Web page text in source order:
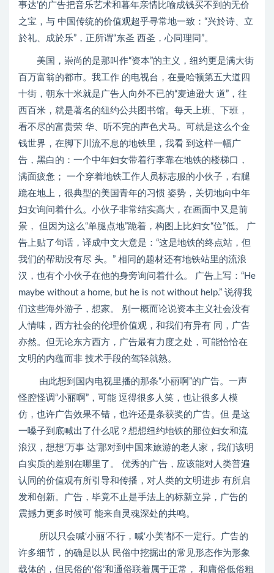
事达’的广告把音乐艺术和暮年亲情比喻成钱买不到的无价
之宝，与 中国传统的价值观超乎寻常地一致：“兴於诗、立
於礼、成於乐”，正所谓“东圣 西圣，心同理同”。
美国，崇尚的是那叫作“资本”的主义，纽约更是满大街
百万富翁的都市。我工作 的电视台，在曼哈顿第五大道四
十街，朝东十米就是广告人向外不已的“麦迪逊大 道”，往
西百米，就是著名的纽约公共图书馆。每天上班、下班，
看不尽的富贵荣 华、听不完的声色犬马。可就是这么个金
钱世界，在脚下川流不息的地铁里，我看 到这样一幅广
告，黑白的：一个中年妇女带着行李靠在地铁的楼梯口，
满面疲惫； 一个穿着地铁工作人员标志服的小伙子，右腿
跪在地上，很典型的美国青年的习惯 姿势，关切地向中年
妇女询问着什么。小伙子非常结实高大，在画面中又是前
景， 但因为这么“单腿点地”跪着，构图上比妇女“位”低。 广
告上贴了句话，译成中文大意是：“这是地铁的终点站，但
我们的帮助没有尽 头。” 相同的题材还有地铁站里的流浪
汉，也有个小伙子在他的身旁询问着什么。 广告上写：“He
maybe without a home, but he is not without help.” 说得我
们这些海外游子，想家。 别一概而论说资本主义社会没有
人情味，西方社会的伦理价值观，和我们有异有 同，广告
亦然。但无论东方西方，广告最有力度之处，可能恰恰在
文明的内蕴而非 技术手段的驾轻就熟。
由此想到国内电视里播的那条“小丽啊”的广告。一声
怪腔怪调“小丽啊”，可能 逗得很多人笑，也让很多人模
仿，也许广告效果不错，也许还是条获奖的广告。但 是这
一嗓子到底喊出了什么呢？想想纽约地铁的那位妇女和流
浪汉，想想‘万事 达’那对到中国来旅游的老人家，我们该明
白实质的差别在哪里了。 优秀的广告，应该能对人类普遍
认同的价值观有所引导和传播，对人类的文明进步 有所启
发和创新。广告，毕竟不止是手法上的标新立异，广告的
震撼力更多时候可 能来自灵魂深处的共鸣。
所以只会喊‘小丽’不行，喊‘小美’都不一定行。广告的
许多细节，的确是以从 民俗中挖掘出的常见形态作为形象
载体的，但民俗的‘俗’和通俗联着属于正常， 和庸俗低俗粗